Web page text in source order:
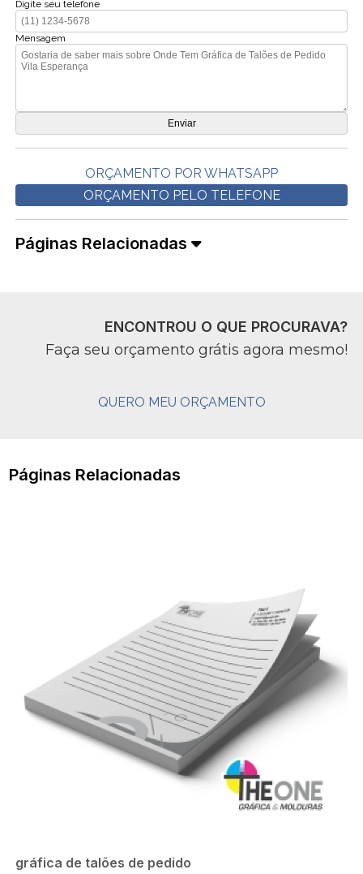
Digite seu telefone
Mensagem
ORÇAMENTO POR WHATSAPP
ORÇAMENTO PELO TELEFONE
Páginas Relacionadas
ENCONTROU O QUE PROCURAVA?
Faça seu orçamento grátis agora mesmo!
QUERO MEU ORÇAMENTO
Páginas Relacionadas
gráfica de talões de pedido